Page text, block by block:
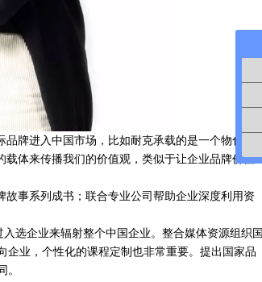
牌进入中国市场，比如耐克承载的是一个物化的
载体来传播我们的价值观，类似于让企业品牌价值
故事系列成书；联合专业公司帮助企业深度利用资
选企业来辐射整个中国企业。整合媒体资源组织国
业，个性化的课程定制也非常重要。提出国家品
。